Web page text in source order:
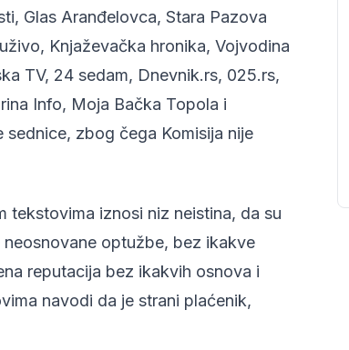
Glas Aranđelovca, Stara Pazova
Knjaževačka hronika, Vojvodina
TV, 24 sedam, Dnevnik.rs, 025.rs,
Info, Moja Bačka Topola i
zbog čega Komisija nije
tekstovima iznosi niz neistina, da su
optužbe, bez ikakve
reputacija bez ikakvih osnova i
navodi da je strani plaćenik,